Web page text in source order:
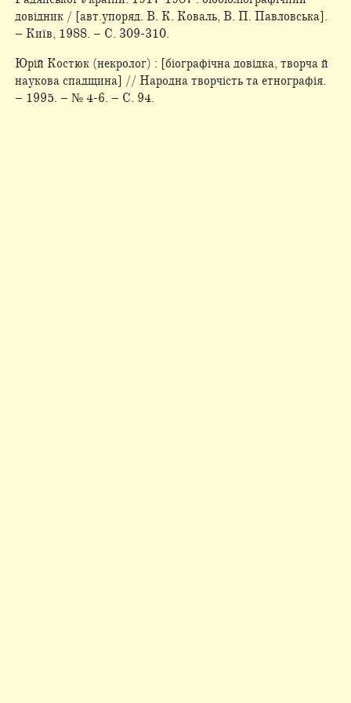
довідник / [авт.­упоряд. В. К. Коваль, В. П. Павловська].
– Київ, 1988. – С. 309-310.
Юрій Костюк (некролог) : [біографічна довідка, творча й
наукова спадщина] // Народна творчість та етнографія.
– 1995. – № 4-6. – С. 94.